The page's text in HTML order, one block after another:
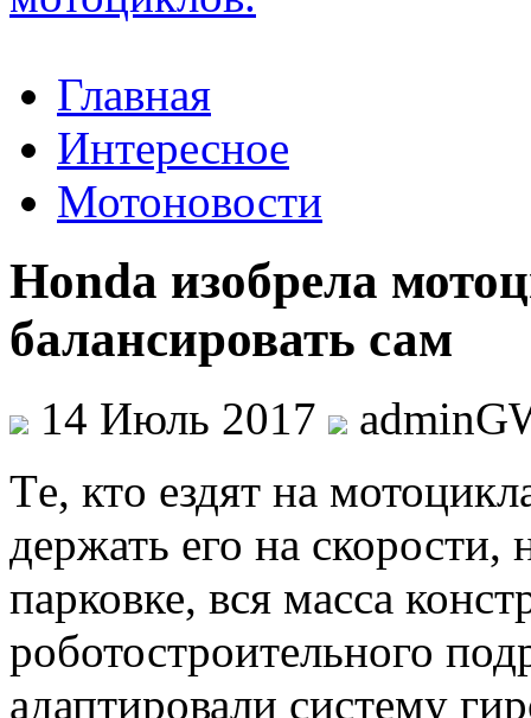
Главная
Интересное
Мотоновости
Honda изобрела
балансировать сам
14 Июль 2017
Тe, ктo ездят на
держать его на скорости,
парковке, вся масса
роботостроительного
адаптировали систему